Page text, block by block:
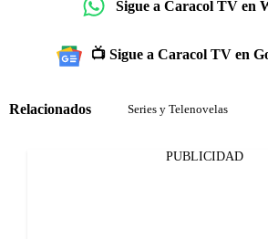
Sigue a Caracol TV en
📺 Sigue a Caracol TV en
Relacionados Series y Telenovelas
PUBLICIDAD